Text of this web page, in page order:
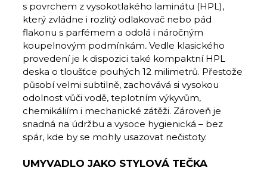
s povrchem z vysokotlakého laminátu (HPL),
který zvládne i rozlitý odlakovač nebo pád
flakonu s parfémem a odolá i náročným
koupelnovým podmínkám. Vedle klasického
provedení je k dispozici také kompaktní HPL
deska o tloušťce pouhých 12 milimetrů. Přestože
působí velmi subtilně, zachovává si vysokou
odolnost vůči vodě, teplotním výkyvům,
chemikáliím i mechanické zátěži. Zároveň je
snadná na údržbu a vysoce hygienická – bez
spár, kde by se mohly usazovat nečistoty.
UMYVADLO JAKO STYLOVÁ TEČKA